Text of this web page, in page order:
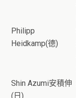
Philipp
Heidkamp(德)
Shin Azumi安積伸
(日)